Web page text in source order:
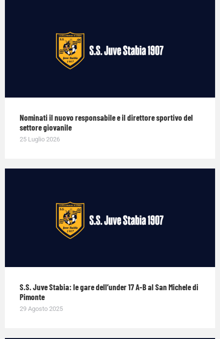
Nominati il nuovo responsabile e il direttore sportivo del
settore giovanile
25 Luglio 2026
S.S. Juve Stabia: le gare dell’under 17 A-B al San Michele di
Pimonte
29 Agosto 2025